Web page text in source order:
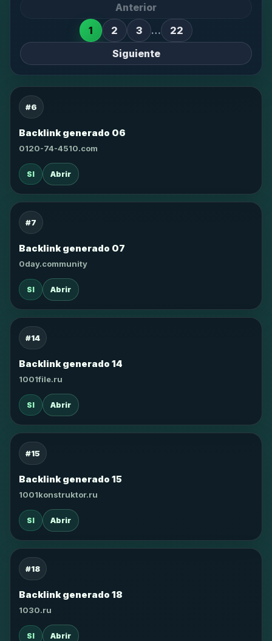
Anterior
1
2 3 …
22
Siguiente
#6
Backlink generado 06
0120-74-4510.com
SI Abrir
#7
Backlink generado 07
0day.community
SI Abrir
#14
Backlink generado 14
1001file.ru
SI Abrir
#15
Backlink generado 15
1001konstruktor.ru
SI Abrir
#18
Backlink generado 18
1030.ru
SI Abrir